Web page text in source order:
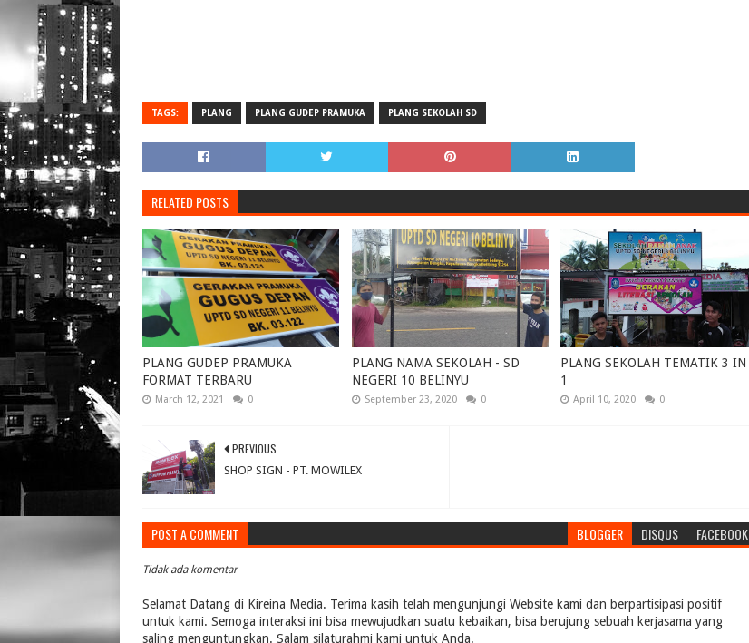
TAGS: PLANG PLANG GUDEP PRAMUKA PLANG SEKOLAH SD
RELATED POSTS
PLANG GUDEP PRAMUKA
FORMAT TERBARU
March 12, 2021 0
PLANG NAMA SEKOLAH - SD
NEGERI 10 BELINYU
September 23, 2020 0
PLANG SEKOLAH TEMATIK 3 IN
1
April 10, 2020 0
PREVIOUS
SHOP SIGN - PT. MOWILEX
POST A COMMENT BLOGGER DISQUS FACEBOOK
Tidak ada komentar
Selamat Datang di Kireina Media. Terima kasih telah mengunjungi Website kami dan berpartisipasi positif
untuk kami. Semoga interaksi ini bisa mewujudkan suatu kebaikan, bisa berujung sebuah kerjasama yang
saling menguntungkan. Salam silaturahmi kami untuk Anda.